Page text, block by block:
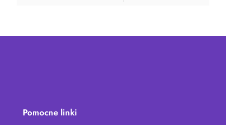
Pomocne linki